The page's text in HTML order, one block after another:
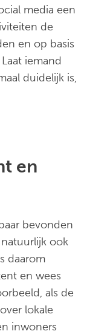
media een
de
en op basis
iemand
duidelijk is,
en
bevonden
ook
daarom
en wees
als de
lokale
inwoners